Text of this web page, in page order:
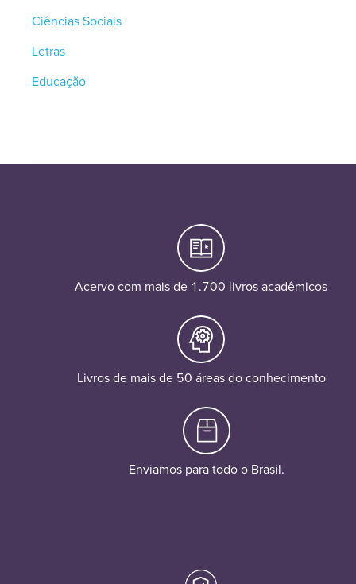
Ciências Sociais
Letras
Educação
Acervo com mais de 1.700 livros acadêmicos
Livros de mais de 50 áreas do conhecimento
Enviamos para todo o Brasil.